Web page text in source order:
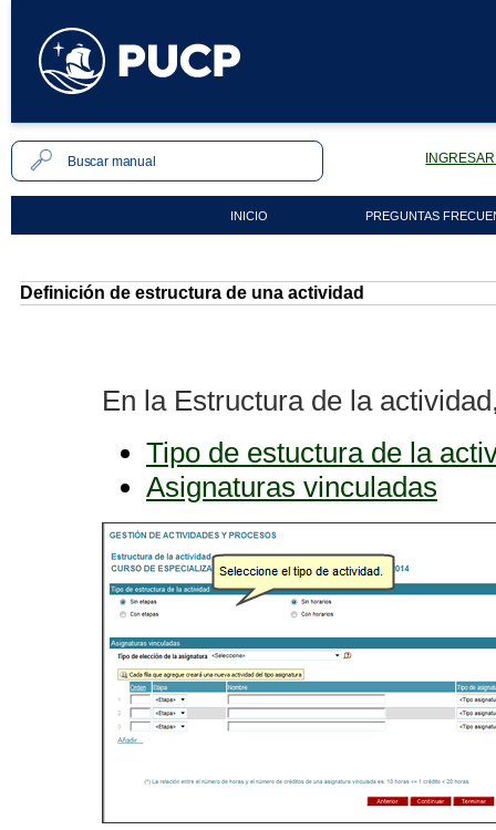
INICIO PREGUNTAS
Definición de estructura de una actividad
En la Estructura de la
Tipo de estuctura de la
Asignaturas vinculadas